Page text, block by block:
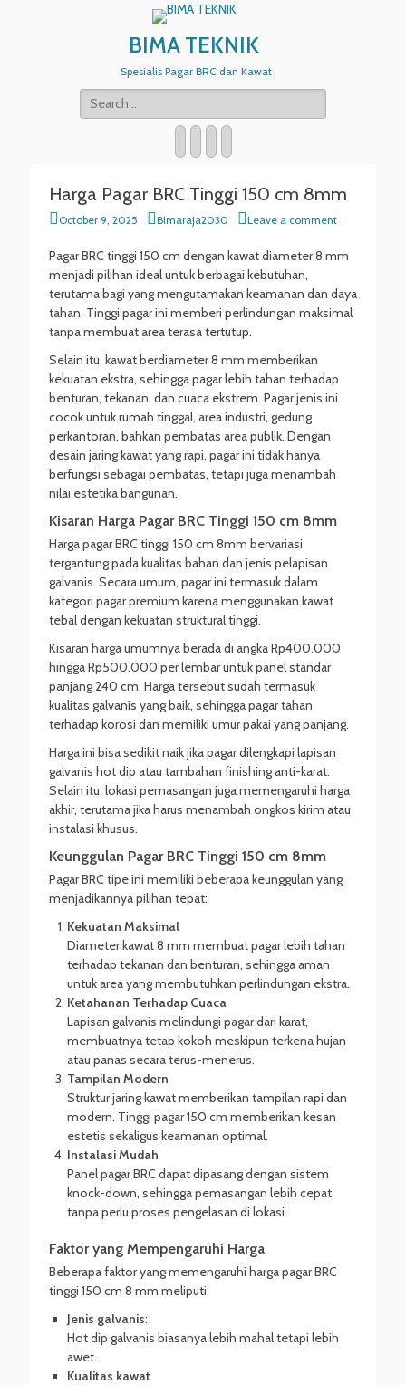
BIMA TEKNIK
Spesialis Pagar BRC dan Kawat
Search
for:
Harga Pagar BRC Tinggi 150 cm 8mm
Posted
October 9, 2025 Author
Bimaraja2030 Leave a comment
Pagar BRC tinggi 150 cm dengan kawat diameter 8 mm
menjadi pilihan ideal untuk berbagai kebutuhan,
terutama bagi yang mengutamakan keamanan dan daya
tahan. Tinggi pagar ini memberi perlindungan maksimal
tanpa membuat area terasa tertutup.
Selain itu, kawat berdiameter 8 mm memberikan
kekuatan ekstra, sehingga pagar lebih tahan terhadap
benturan, tekanan, dan cuaca ekstrem. Pagar jenis ini
cocok untuk rumah tinggal, area industri, gedung
perkantoran, bahkan pembatas area publik. Dengan
desain jaring kawat yang rapi, pagar ini tidak hanya
berfungsi sebagai pembatas, tetapi juga menambah
nilai estetika bangunan.
Kisaran Harga Pagar BRC Tinggi 150 cm 8mm
Harga pagar BRC tinggi 150 cm 8mm bervariasi
tergantung pada kualitas bahan dan jenis pelapisan
galvanis. Secara umum, pagar ini termasuk dalam
kategori pagar premium karena menggunakan kawat
tebal dengan kekuatan struktural tinggi.
Kisaran harga umumnya berada di angka Rp400.000
hingga Rp500.000 per lembar untuk panel standar
panjang 240 cm. Harga tersebut sudah termasuk
kualitas galvanis yang baik, sehingga pagar tahan
terhadap korosi dan memiliki umur pakai yang panjang.
Harga ini bisa sedikit naik jika pagar dilengkapi lapisan
galvanis hot dip atau tambahan finishing anti-karat.
Selain itu, lokasi pemasangan juga memengaruhi harga
akhir, terutama jika harus menambah ongkos kirim atau
instalasi khusus.
Keunggulan Pagar BRC Tinggi 150 cm 8mm
Pagar BRC tipe ini memiliki beberapa keunggulan yang
menjadikannya pilihan tepat:
Kekuatan Maksimal
Diameter kawat 8 mm membuat pagar lebih tahan
terhadap tekanan dan benturan, sehingga aman
untuk area yang membutuhkan perlindungan ekstra.
Ketahanan Terhadap Cuaca
Lapisan galvanis melindungi pagar dari karat,
membuatnya tetap kokoh meskipun terkena hujan
atau panas secara terus-menerus.
Tampilan Modern
Struktur jaring kawat memberikan tampilan rapi dan
modern. Tinggi pagar 150 cm memberikan kesan
estetis sekaligus keamanan optimal.
Instalasi Mudah
Panel pagar BRC dapat dipasang dengan sistem
knock-down, sehingga pemasangan lebih cepat
tanpa perlu proses pengelasan di lokasi.
Faktor yang Mempengaruhi Harga
Beberapa faktor yang memengaruhi harga pagar BRC
tinggi 150 cm 8 mm meliputi:
Jenis galvanis:
Hot dip galvanis biasanya lebih mahal tetapi lebih
awet.
Kualitas kawat